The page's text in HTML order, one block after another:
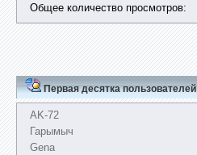
Общее количество просмотров:
Первая десятка пользователей
AK-72
Гарымыч
Gena